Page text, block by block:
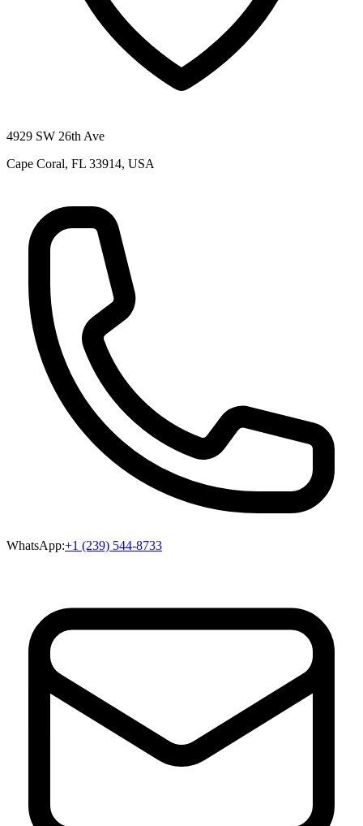
4929 SW 26th Ave
Cape Coral, FL 33914, USA
WhatsApp:+1 (239) 544-8733